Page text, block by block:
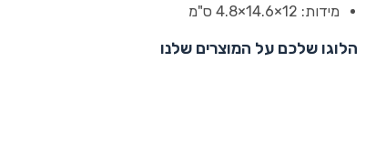
מידות: 12×14.6×4.8 ס"מ
הלוגו שלכם על המוצרים שלנו